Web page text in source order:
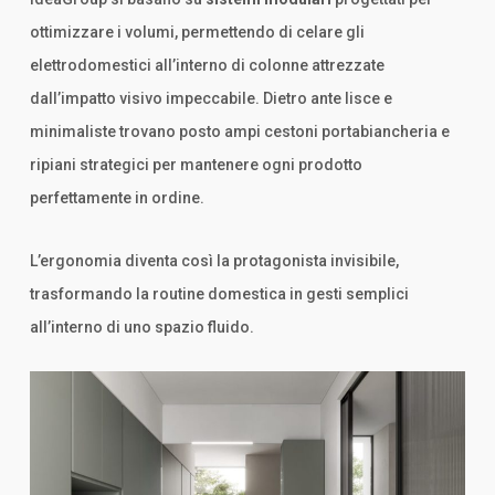
ottimizzare i volumi, permettendo di celare gli
elettrodomestici all’interno di colonne attrezzate
dall’impatto visivo impeccabile. Dietro ante lisce e
minimaliste trovano posto ampi cestoni portabiancheria e
ripiani strategici per mantenere ogni prodotto
perfettamente in ordine.
L’ergonomia diventa così la protagonista invisibile,
trasformando la routine domestica in gesti semplici
all’interno di uno spazio fluido.